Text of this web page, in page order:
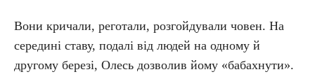
Вони кричали, реготали, розгойдували човен. На
середині ставу, подалі від людей на одному й
другому березі, Олесь дозволив йому «бабахнути».